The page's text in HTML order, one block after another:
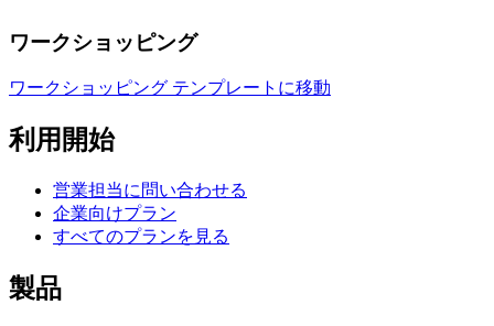
ワークショッピング
ワークショッピング テンプレートに移動
利用開始
営業担当に問い合わせる
企業向けプラン
すべてのプランを見る
製品